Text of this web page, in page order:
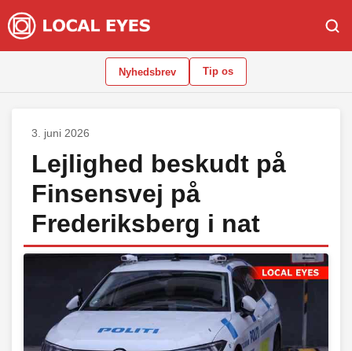
Nyhedsbrev Tip os
3. juni 2026
Lejlighed beskudt på
Finsensvej på
Frederiksberg i nat